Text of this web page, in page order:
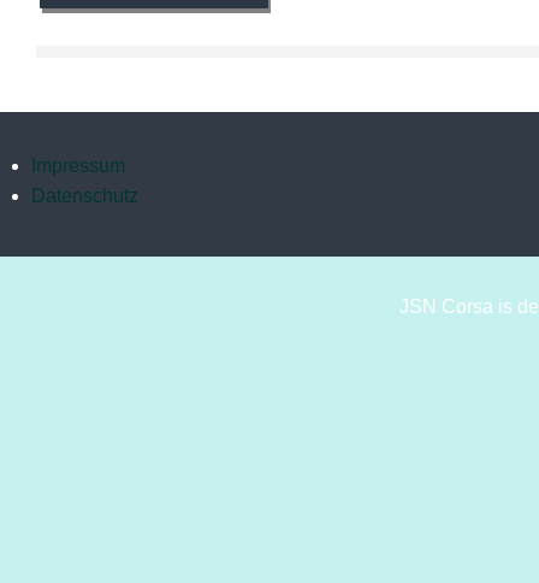
Impressum
Datenschutz
JSN Corsa is